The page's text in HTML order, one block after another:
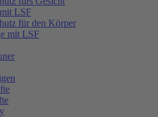
LSF
für den Körper
mit LSF